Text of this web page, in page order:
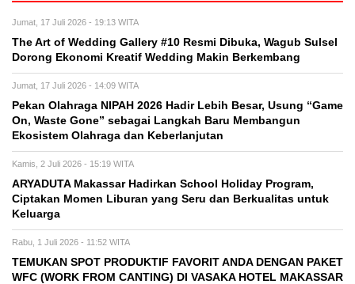
Jumat, 17 Juli 2026 - 19:13 WITA
The Art of Wedding Gallery #10 Resmi Dibuka, Wagub Sulsel
Dorong Ekonomi Kreatif Wedding Makin Berkembang
Jumat, 17 Juli 2026 - 14:09 WITA
Pekan Olahraga NIPAH 2026 Hadir Lebih Besar, Usung “Game
On, Waste Gone” sebagai Langkah Baru Membangun
Ekosistem Olahraga dan Keberlanjutan
Kamis, 2 Juli 2026 - 15:19 WITA
ARYADUTA Makassar Hadirkan School Holiday Program,
Ciptakan Momen Liburan yang Seru dan Berkualitas untuk
Keluarga
Rabu, 1 Juli 2026 - 11:52 WITA
TEMUKAN SPOT PRODUKTIF FAVORIT ANDA DENGAN PAKET
WFC (WORK FROM CANTING) DI VASAKA HOTEL MAKASSAR